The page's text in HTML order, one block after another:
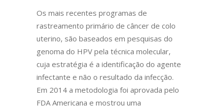
Os mais recentes programas de
rastreamento primário de câncer de colo
uterino, são baseados em pesquisas do
genoma do HPV pela técnica molecular,
cuja estratégia é a identificação do agente
infectante e não o resultado da infecção.
Em 2014 a metodologia foi aprovada pelo
FDA Americana e mostrou uma